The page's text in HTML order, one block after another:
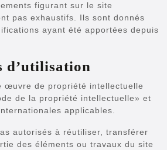
figurant sur le site
pas exhaustifs. Ils sont donnés
ayant été apportées depuis
d’utilisation
œuvre de propriété intellectuelle
de la propriété intellectuelle» et
applicables.
autorisés à réutiliser, transférer
des éléments ou travaux du site